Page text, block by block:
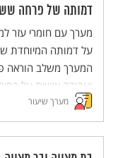
חדשניות והמלוות
השיטות הללו (פלפ"ל -
למורים)
דמותה של פרחה
מערך עם חומרי עזר
על דמותה המיוחדת
המערך משלב הוראה
ועבודה אישית על
מסדרת מערכי
חדשניות והמלוות
השיטות הללו (פלפ"ל -
מערך שיעור